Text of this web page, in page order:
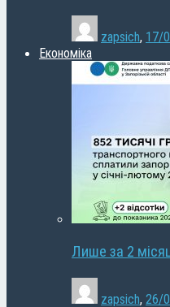
zapsich, 17/
Економіка
Лише за 2
zapsich, 26/